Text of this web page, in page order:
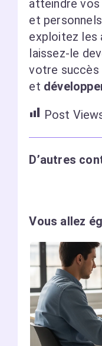
atteindre
et
exploitez les
laissez-le
votre succès
et
Post
D’autres
Vous allez